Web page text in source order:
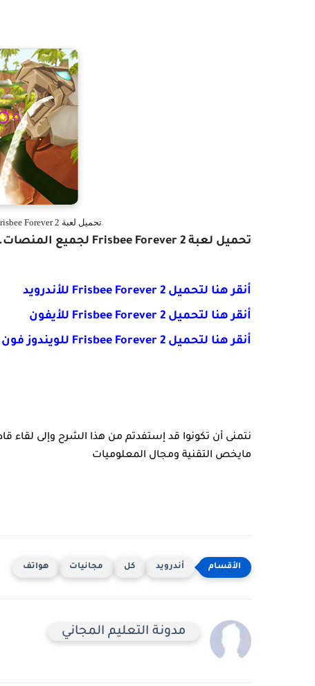
تحميل لعبة Frisbee Forever 2 الرائعة للأندرويد والآيفون والويندوز فون
تحميل لعبة Frisbee Forever 2 لجميع المنصات.
أنقر هنا لتحميل Frisbee Forever 2 للأندرويد
أنقر هنا لتحميل Frisbee Forever 2 للأيفون
أنقر هنا لتحميل Frisbee Forever 2 للويندوز فون
نتمنى أن تكونوا قد إستفدتم من هذا الشرح وإلى لقاء
مايخص التقنية ومجال المعلوميات
أندرويد كل مجانيات هواتف
مدونة التعليم المجاني